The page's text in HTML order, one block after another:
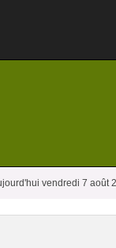
vendredi 7 août